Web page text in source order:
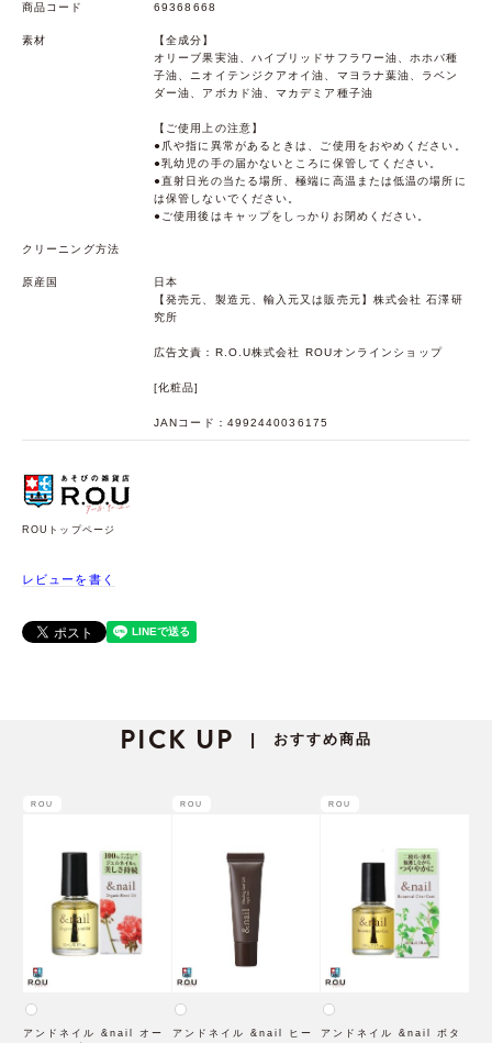
商品コード 69368668
素材
【全成分】
オリーブ果実油、ハイブリッドサフラワー油、ホホバ種
子油、ニオイテンジクアオイ油、マヨラナ葉油、ラベン
ダー油、アボカド油、マカデミア種子油
【ご使用上の注意】
●爪や指に異常があるときは、ご使用をおやめください。
●乳幼児の手の届かないところに保管してください。
●直射日光の当たる場所、極端に高温または低温の場所に
は保管しないでください。
●ご使用後はキャップをしっかりお閉めください。
クリーニング方法
原産国
日本
【発売元、製造元、輸入元又は販売元】株式会社 石澤研
究所
広告文責：R.O.U株式会社 ROUオンラインショップ
[化粧品]
JANコード：4992440036175
ROUトップページ
レビューを書く
PICK UP | おすすめ商品
ROU
アンドネイル &nail オー
ROU
アンドネイル &nail ヒー
ROU
アンドネイル &nail ボタ